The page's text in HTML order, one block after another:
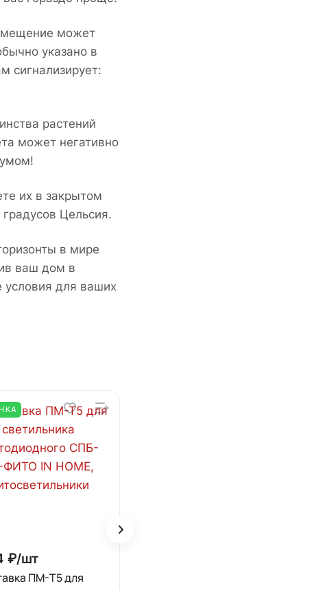
может
указано в
сигнализирует:
растений
может негативно
их в закрытом
Цельсия.
в мире
ваш дом в
условия для ваших
₽/шт
ПМ-Т5 для